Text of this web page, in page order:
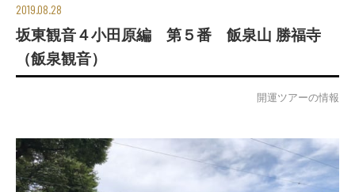
2019.08.28
坂東観音４小田原編 第５番 飯泉山 勝福寺
（飯泉観音）
開運ツアーの情報